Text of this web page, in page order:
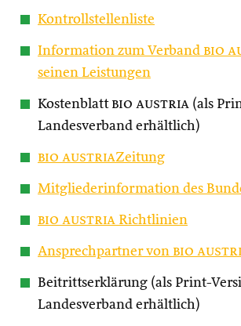
Kontrollstellenliste
Information zum Verband bio
seinen Leistungen
Kostenblatt bio austria (als
Landesverband erhältlich)
bio austriaZeitung
Mitgliederinformation des
bio austria Richtlinien
Ansprechpartner von bio
Beitrittserklärung (als Print-
Landesverband erhältlich)